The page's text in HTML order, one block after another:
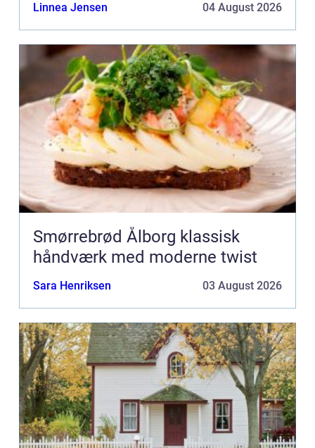
Linnea Jensen 04 August 2026
Smørrebrød Ålborg klassisk
håndværk med moderne twist
Sara Henriksen 03 August 2026